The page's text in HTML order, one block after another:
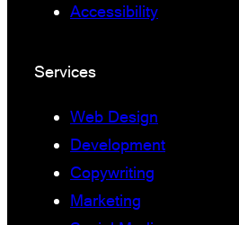
Accessibility
Services
Web Design
Development
Copywriting
Marketing